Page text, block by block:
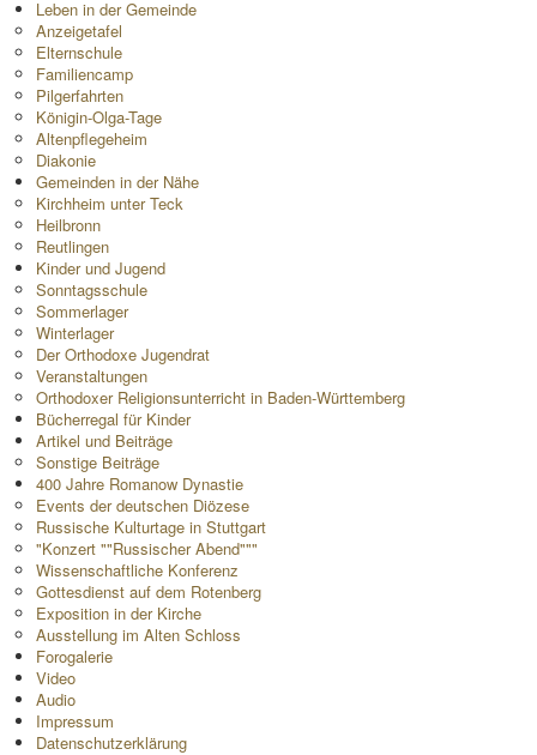
Leben in der Gemeinde
Anzeigetafel
Elternschule
Familiencamp
Pilgerfahrten
Königin-Olga-Tage
Altenpflegeheim
Diakonie
Gemeinden in der Nähe
Kirchheim unter Teck
Heilbronn
Reutlingen
Kinder und Jugend
Sonntagsschule
Sommerlager
Winterlager
Der Orthodoxe Jugendrat
Veranstaltungen
Orthodoxer Religionsunterricht in Baden-Württemberg
Bücherregal für Kinder
Artikel und Beiträge
Sonstige Beiträge
400 Jahre Romanow Dynastie
Events der deutschen Diözese
Russische Kulturtage in Stuttgart
"Konzert ""Russischer Abend"""
Wissenschaftliche Konferenz
Gottesdienst auf dem Rotenberg
Exposition in der Kirche
Ausstellung im Alten Schloss
Forogalerie
Video
Audio
Impressum
Datenschutzerklärung